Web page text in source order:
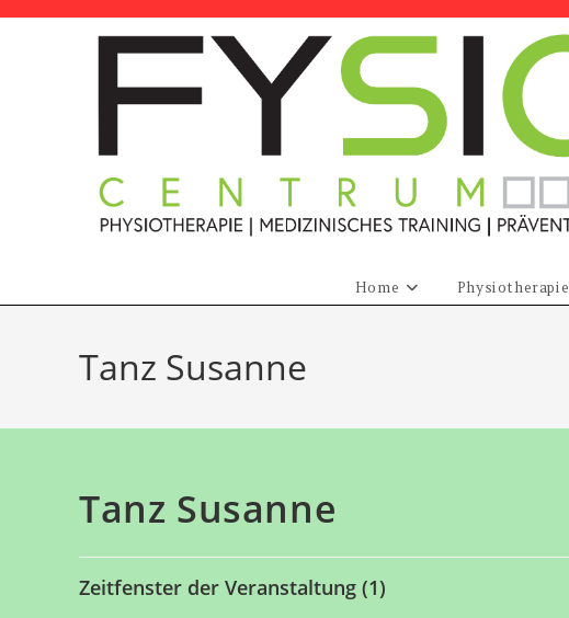
Zum
Home Physiotherapie
Tanz Susanne
Tanz Susanne
Zeitfenster der Veranstaltung (1)